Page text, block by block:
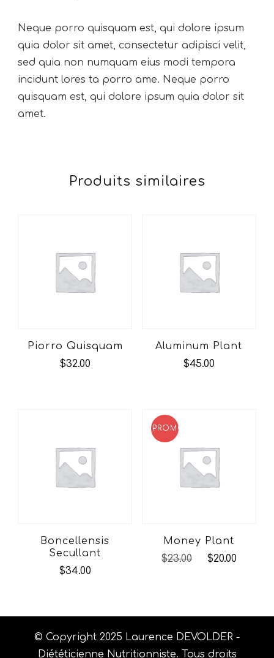
Neque porro quisquam est, qui dolore ipsum
quia dolor sit amet, consectetur adipisci velit,
sed quia non numquam eius modi tempora
incidunt lores ta porro ame. Neque porro
quisquam est, qui dolore ipsum quia dolor sit
amet.
Produits similaires
Piorro Quisquam
$32.00
Aluminum Plant
$45.00
Boncellensis
Secullant
$34.00
PROMO !
Money Plant
$23.00
Le
$23.00.
$20.00
$20.00.
© Copyright 2025 Laurence DEVOLDER -
Diététicienne Nutritionniste. Tous droits